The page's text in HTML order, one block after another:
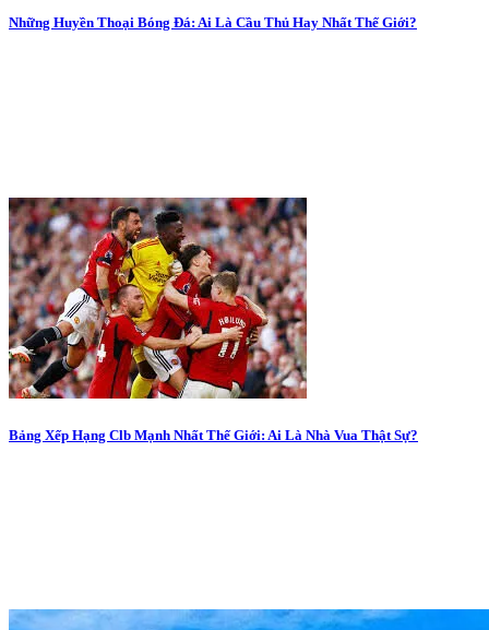
Những Huyền Thoại Bóng Đá: Ai Là Cầu Thủ Hay Nhất Thế Giới?
Bảng Xếp Hạng Clb Mạnh Nhất Thế Giới: Ai Là Nhà Vua Thật Sự?